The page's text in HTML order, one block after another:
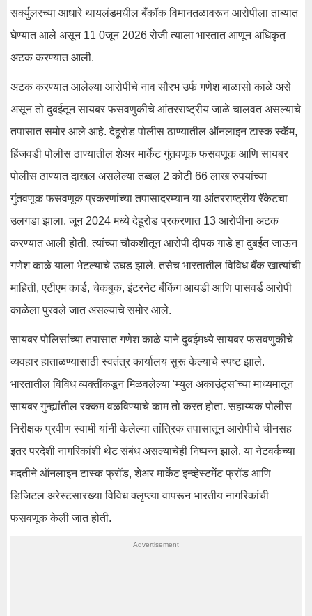
सर्क्युलरच्या आधारे थायलंडमधील बँकॉक विमानतळावरून आरोपीला ताब्यात
घेण्यात आले असून 11 0जून 2026 रोजी त्याला भारतात आणून अधिकृत
अटक करण्यात आली.
अटक करण्यात आलेल्या आरोपीचे नाव सौरभ उर्फ गणेश बाळासो काळे असे
असून तो दुबईतून सायबर फसवणुकीचे आंतरराष्ट्रीय जाळे चालवत असल्याचे
तपासात समोर आले आहे. देहूरोड पोलीस ठाण्यातील ऑनलाइन टास्क स्कॅम,
हिंजवडी पोलीस ठाण्यातील शेअर मार्केट गुंतवणूक फसवणूक आणि सायबर
पोलीस ठाण्यात दाखल असलेल्या तब्बल 2 कोटी 66 लाख रुपयांच्या
गुंतवणूक फसवणूक प्रकरणांच्या तपासादरम्यान या आंतरराष्ट्रीय रॅकेटचा
उलगडा झाला. जून 2024 मध्ये देहूरोड प्रकरणात 13 आरोपींना अटक
करण्यात आली होती. त्यांच्या चौकशीतून आरोपी दीपक गाडे हा दुबईत जाऊन
गणेश काळे याला भेटल्याचे उघड झाले. तसेच भारतातील विविध बँक खात्यांची
माहिती, एटीएम कार्ड, चेकबुक, इंटरनेट बँकिंग आयडी आणि पासवर्ड आरोपी
काळेला पुरवले जात असल्याचे समोर आले.
सायबर पोलिसांच्या तपासात गणेश काळे याने दुबईमध्ये सायबर फसवणुकीचे
व्यवहार हाताळण्यासाठी स्वतंत्र कार्यालय सुरू केल्याचे स्पष्ट झाले.
भारतातील विविध व्यक्तींकडून मिळवलेल्या ‘म्युल अकाउंट्स’च्या माध्यमातून
सायबर गुन्ह्यांतील रक्कम वळविण्याचे काम तो करत होता. सहाय्यक पोलीस
निरीक्षक प्रवीण स्वामी यांनी केलेल्या तांत्रिक तपासातून आरोपीचे चीनसह
इतर परदेशी नागरिकांशी थेट संबंध असल्याचेही निष्पन्न झाले. या नेटवर्कच्या
मदतीने ऑनलाइन टास्क फ्रॉड, शेअर मार्केट इन्व्हेस्टमेंट फ्रॉड आणि
डिजिटल अरेस्टसारख्या विविध क्लृप्त्या वापरून भारतीय नागरिकांची
फसवणूक केली जात होती.